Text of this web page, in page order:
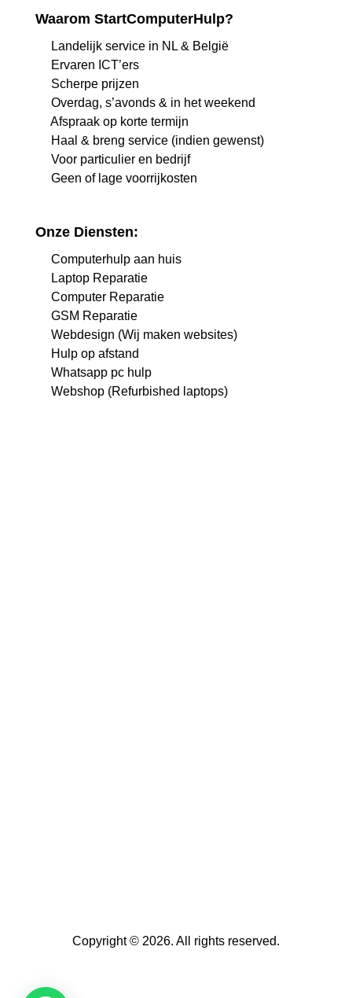
Waarom StartComputerHulp?
Landelijk service in NL & België
Ervaren ICT’ers
Scherpe prijzen
Overdag, s’avonds & in het weekend
Afspraak op korte termijn
Haal & breng service (indien gewenst)
Voor particulier en bedrijf
Geen of lage voorrijkosten
Onze Diensten:
Computerhulp aan huis
Laptop Reparatie
Computer Reparatie
GSM Reparatie
Webdesign (Wij maken websites)
Hulp op afstand
Whatsapp pc hulp
Webshop (Refurbished laptops)
Copyright © 2026. All rights reserved.